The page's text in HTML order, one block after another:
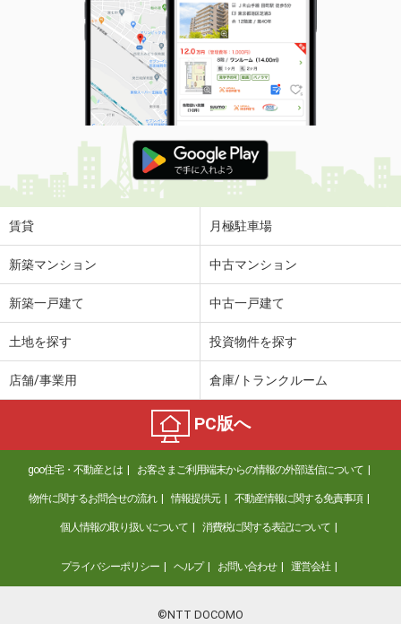
賃貸 月極駐車場
新築マンション 中古マンション
新築一戸建て 中古一戸建て
土地を探す 投資物件を探す
店舗/事業用 倉庫/トランクルーム
PC版へ
goo住宅・不動産とは お客さまご利用端末からの情報の外部送信について
物件に関するお問合せの流れ 情報提供元 不動産情報に関する免責事項
個人情報の取り扱いについて 消費税に関する表記について
プライバシーポリシー ヘルプ お問い合わせ 運営会社
©NTT DOCOMO